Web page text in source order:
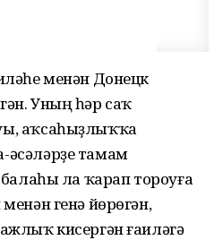
менән Донецк
Уның һәр саҡ
аҡсаһыҙлыҡҡа
тамам
ла ҡарап тороуға
генә йөрөгән,
кисергән ғаиләгә